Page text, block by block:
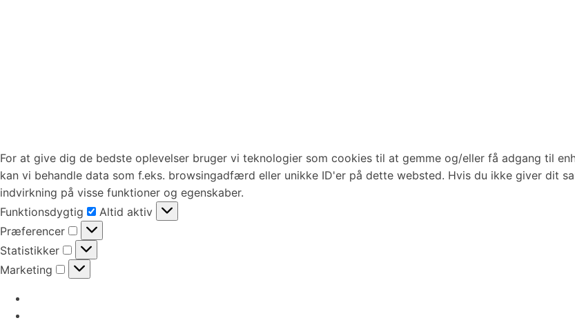
For at give dig de bedste oplevelser bruger vi teknologier som cookies til at gemme og/eller få adgang til
kan vi behandle data som f.eks. browsingadfærd eller unikke ID'er på dette websted. Hvis du ikke giver dit
indvirkning på visse funktioner og egenskaber.
Funktionsdygtig
Funktionsdygtig
Altid aktiv
Præferencer
Præferencer
Statistikker
Statistikker
Marketing
Marketing